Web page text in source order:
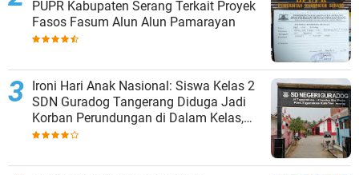
PUPR Kabupaten Serang Terkait Proyek
Fasos Fasum Alun Alun Pamarayan
Ironi Hari Anak Nasional: Siswa Kelas 2
SDN Guradog Tangerang Diduga Jadi
Korban Perundungan di Dalam Kelas,
Pihak Sekolah Bungkam